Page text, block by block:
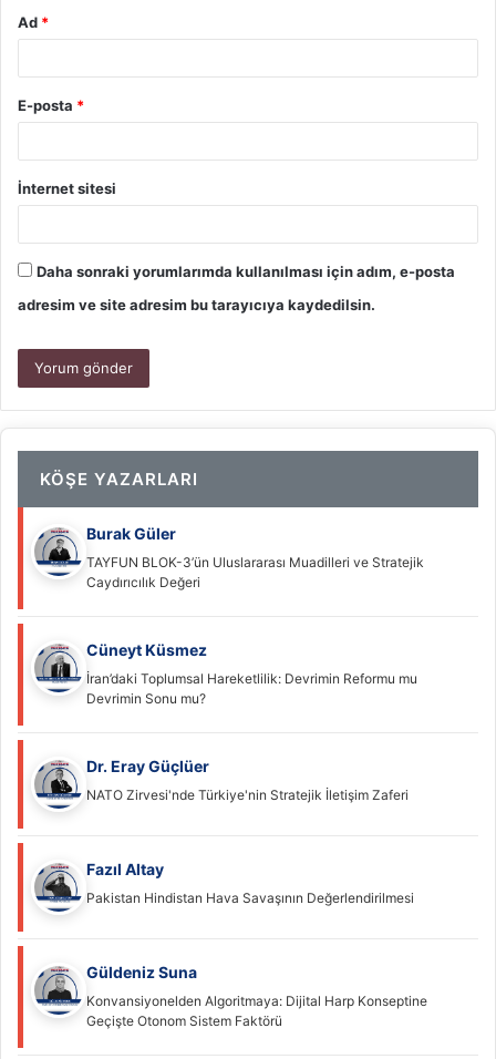
Ad *
E-posta *
İnternet sitesi
Daha sonraki yorumlarımda kullanılması için adım, e-posta
adresim ve site adresim bu tarayıcıya kaydedilsin.
KÖŞE YAZARLARI
Burak Güler
TAYFUN BLOK-3’ün Uluslararası Muadilleri ve Stratejik
Caydırıcılık Değeri
Cüneyt Küsmez
İran’daki Toplumsal Hareketlilik: Devrimin Reformu mu
Devrimin Sonu mu?
Dr. Eray Güçlüer
NATO Zirvesi'nde Türkiye'nin Stratejik İletişim Zaferi
Fazıl Altay
Pakistan Hindistan Hava Savaşının Değerlendirilmesi
Güldeniz Suna
Konvansiyonelden Algoritmaya: Dijital Harp Konseptine
Geçişte Otonom Sistem Faktörü